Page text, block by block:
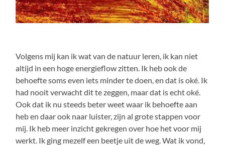
Volgens mij kan ik wat van de natuur leren, ik kan niet
altijd in een hoge energieflow zitten. Ik heb ook de
behoefte soms even iets minder te doen, en dat is oké. Ik
had nooit verwacht dit te zeggen, maar dat is echt oké.
Ook dat ik nu steeds beter weet waar ik behoefte aan
heb en daar ook naar luister, zijn al grote stappen voor
mij. Ik heb meer inzicht gekregen over hoe het voor mij
werkt. Ik ging mezelf een beetje uit de weg. Wat ik vond,